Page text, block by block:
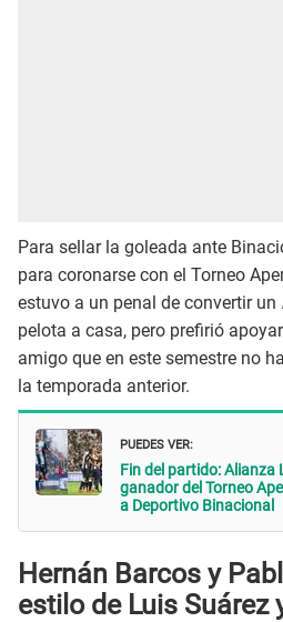
Para sellar la goleada ante
para coronarse con el Torneo
estuvo a un penal de convertir un
pelota a casa, pero prefirió
amigo que en este semestre no
la temporada anterior.
PUEDES VER:
Fin del partido: Alianza
ganador del Torneo
a Deportivo Binacional
Hernán Barcos y
estilo de Luis Suárez